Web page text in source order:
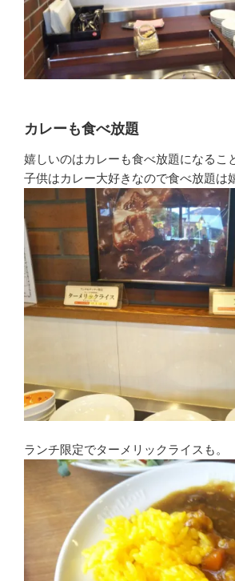
カレーも食べ放題
嬉しいのはカレーも食べ放題になるこ
子供はカレー大好きなので食べ放題は
ランチ限定でターメリックライスも。